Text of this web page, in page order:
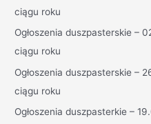
n
a
c
h
:
ciągu roku
Ogłoszenia duszpasterskie –
ciągu roku
Ogłoszenia duszpasterskie –
ciągu roku
Ogłoszenia duszpasterkie –